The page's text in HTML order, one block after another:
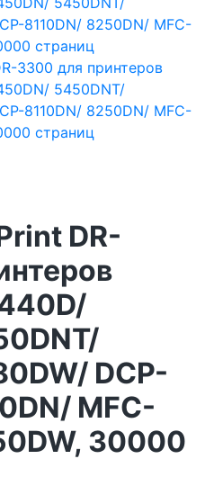
DR-
DCP-
MFC-
30000